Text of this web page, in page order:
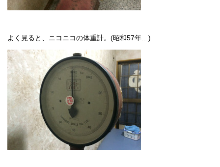
よく見ると、ニコニコの体重計。(昭和57年…)